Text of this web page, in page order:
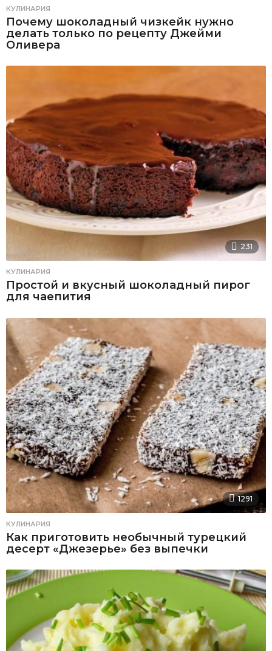
КУЛИНАРИЯ
Почему шоколадный чизкейк нужно
делать только по рецепту Джейми
Оливера
231
КУЛИНАРИЯ
Простой и вкусный шоколадный пирог
для чаепития
1291
КУЛИНАРИЯ
Как приготовить необычный турецкий
десерт «Джезерье» без выпечки